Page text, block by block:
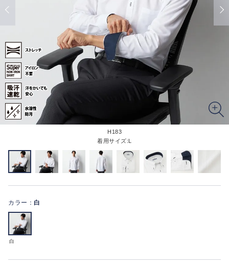
H183
着用サイズ:L
カラー： 白
白